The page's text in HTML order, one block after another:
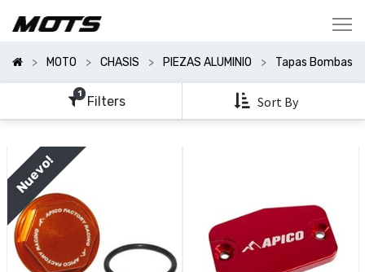
MOTO CHASIS PIEZAS ALUMINIO Tapas Bombas
1 Filters Sort By
Categorías
Mostrar
Opciones
All
Filters
Nuevo!